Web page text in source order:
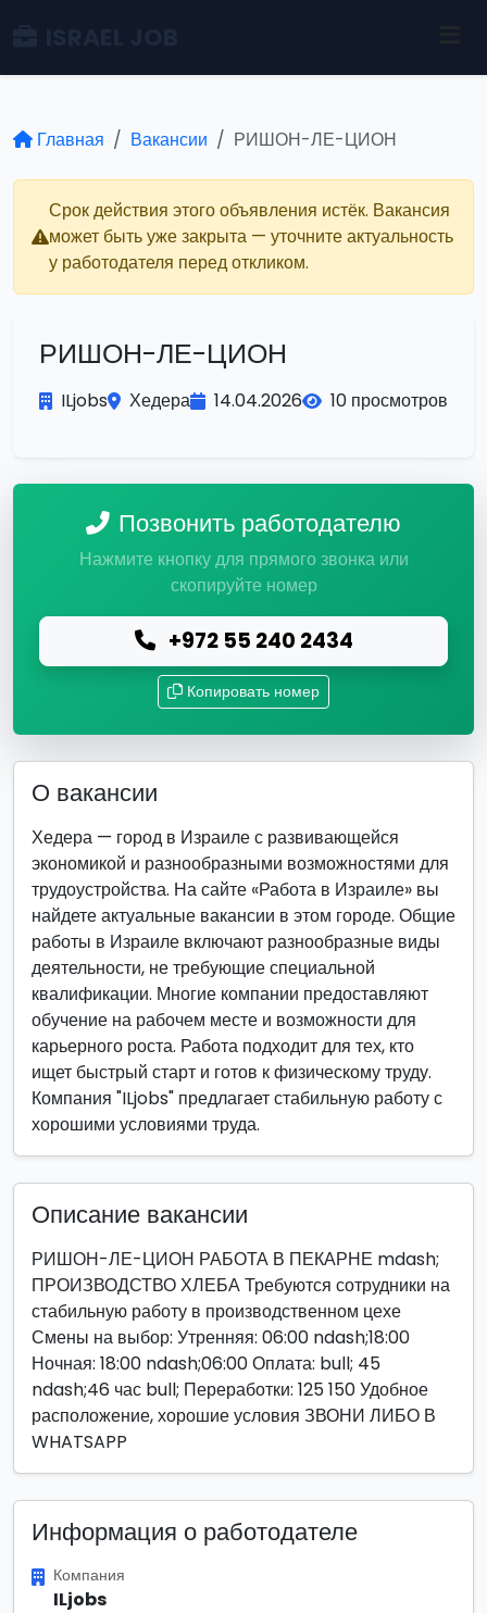
Главная Вакансии РИШОН-ЛЕ-ЦИОН
Срок действия этого объявления истёк. Вакансия
может быть уже закрыта — уточните актуальность
у работодателя перед откликом.
РИШОН-ЛЕ-ЦИОН
ILjobs Хедера 14.04.2026 10 просмотров
Позвонить работодателю
Нажмите кнопку для прямого звонка или
скопируйте номер
+972 55 240 2434
Копировать номер
О вакансии
Хедера — город в Израиле с развивающейся
экономикой и разнообразными возможностями для
трудоустройства. На сайте «Работа в Израиле» вы
найдете актуальные вакансии в этом городе. Общие
работы в Израиле включают разнообразные виды
деятельности, не требующие специальной
квалификации. Многие компании предоставляют
обучение на рабочем месте и возможности для
карьерного роста. Работа подходит для тех, кто
ищет быстрый старт и готов к физическому труду.
Компания "ILjobs" предлагает стабильную работу с
хорошими условиями труда.
Описание вакансии
РИШОН-ЛЕ-ЦИОН РАБОТА В ПЕКАРНЕ mdash;
ПРОИЗВОДСТВО ХЛЕБА Требуются сотрудники на
стабильную работу в производственном цехе
Смены на выбор: Утренняя: 06:00 ndash;18:00
Ночная: 18:00 ndash;06:00 Оплата: bull; 45
ndash;46 час bull; Переработки: 125 150 Удобное
расположение, хорошие условия ЗВОНИ ЛИБО В
WHATSAPP
Информация о работодателе
Компания
ILjobs